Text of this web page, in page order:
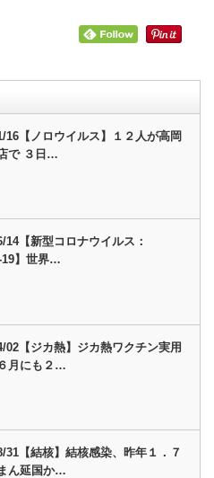
16【ノロウイルス】１２人が高岡
で ３日…
14【新型コロナウイルス：
19】世界…
02【ジカ熱】ジカ熱ワクチン実用
月にも２…
31【結核】結核感染、昨年１．７
ん延国か…